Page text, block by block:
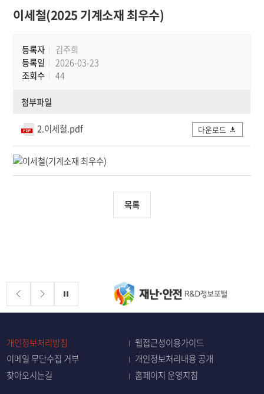
이세철(2025 기계소재 최우수)
등록자
김주희
등록일
2026-03-23
조회수
44
첨부파일
2.이세철.pdf 다운로드
목록
배너존
개인정보처리방침
웹접근성이용가이드
이메일 무단수집 거부
개인정보처리내용 공개
찾아오시는길
홈페이지 운영지침